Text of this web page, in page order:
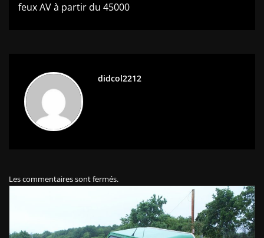
feux AV à partir du 45000
didcol2212
Les commentaires sont fermés.